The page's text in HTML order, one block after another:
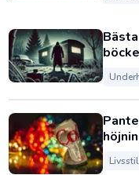
Livsstil